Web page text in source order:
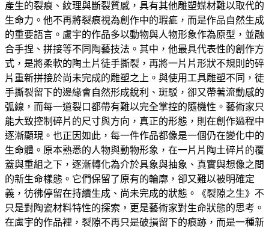
產生的裂痕、紋理與斷裂質感，具有其他雕塑媒材難以取代的
生命力。他不再將裂痕視為創作中的瑕疵，而是作品自然生成
的重要語言。盧宇的作品多以動物與人物形象作為原型，並融
合手捏、拼接等不同陶藝技法。其中，他最具代表性的創作方
式，是將柔軟的陶土片徒手撕裂，再將一片片形狀不規則的碎
片重新拼接於尚未完成的雕塑之上。與使用工具雕塑不同，徒
手撕裂留下的邊緣會自然形成銳利、斑駁，卻又帶著流動感的
弧線，而每一道裂口都帶有難以完全掌控的隨機性。藝術家只
能大致控制碎片的尺寸與方向，真正的形態，則在創作過程中
逐漸顯現。也正因如此，每一件作品都像是一個仍在變化中的
生命體。原本熟悉的人物與動物形象，在一片片陶土碎片的覆
蓋與重組之下，逐漸轉化為介於具象與抽象、真實與想像之間
的新生命樣態。它們保留了原有的輪廓，卻又難以被明確定
義，彷彿停留在持續生成、尚未完成的狀態。《裂隙之生》不
只是對陶瓷材料特性的探索，更是藝術家對生命狀態的思考。
在盧宇的作品裡，裂隙不再只是破損留下的痕跡，而是一種新